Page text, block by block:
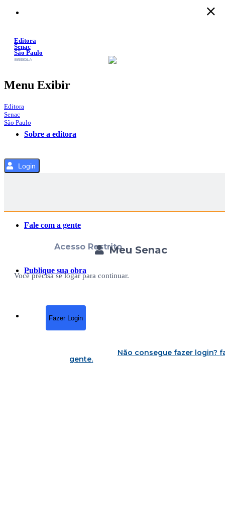
Conteúdo
Editora
Senac
São Paulo
SACOLA
MENU
Menu Exibir
Editora
Senac
São Paulo
Sobre a editora
Fale com a gente
Publique sua obra
Login
Meu Senac
Acesso Restrito
Você precisa se logar para continuar.
Fazer Login
Não consegue fazer login?
gente.